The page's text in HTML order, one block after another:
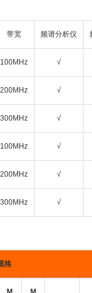
带宽 频谱分析仪
100MHz √
200MHz √
300MHz √
100MHz √
200MHz √
300MHz √
格